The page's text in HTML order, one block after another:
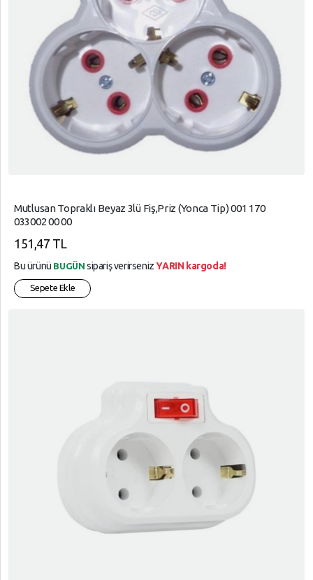
Mutlusan Topraklı Beyaz 3lü Fiş,Priz (Yonca Tip) 001 170
033002 00 00
151,47 TL
Bu ürünü BUGÜN sipariş verirsenizYARIN kargoda!
Sepete Ekle